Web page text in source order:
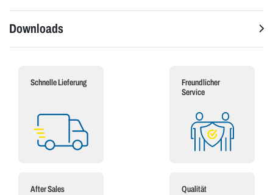
Downloads
Schnelle Lieferung
Freundlicher
Service
After Sales Qualität